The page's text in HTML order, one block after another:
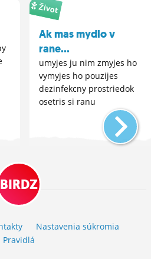
Život
Ak mas mydlo v
rane...
umyjes ju nim zmyjes ho
vymyjes ho pouzijes
dezinfekcny prostriedok
osetris si ranu
BIRDZ
Nastavenia súkromia
Pravidlá